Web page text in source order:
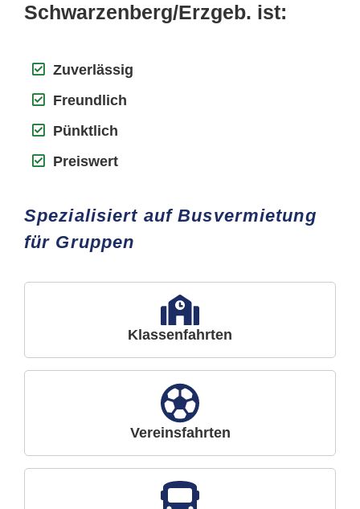
Schwarzenberg/Erzgeb. ist:
Zuverlässig
Freundlich
Pünktlich
Preiswert
Spezialisiert auf Busvermietung
für Gruppen
Klassenfahrten
Vereinsfahrten